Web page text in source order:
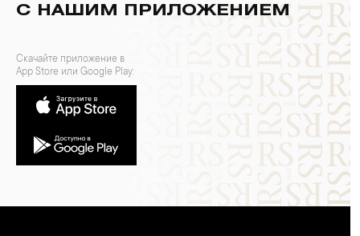
С НАШИМ ПРИЛОЖЕНИЕМ
Скачайте приложение в
App Store или Google Play: